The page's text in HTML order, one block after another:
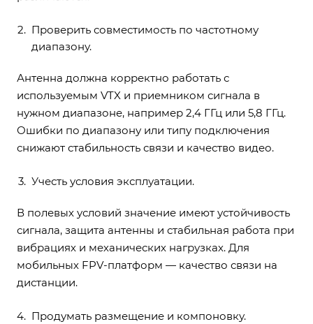
Проверить совместимость по частотному
диапазону.
Антенна должна корректно работать с
используемым VTX и приемником сигнала в
нужном диапазоне, например 2,4 ГГц или 5,8 ГГц.
Ошибки по диапазону или типу подключения
снижают стабильность связи и качество видео.
Учесть условия эксплуатации.
В полевых условий значение имеют устойчивость
сигнала, защита антенны и стабильная работа при
вибрациях и механических нагрузках. Для
мобильных FPV-платформ — качество связи на
дистанции.
Продумать размещение и компоновку.